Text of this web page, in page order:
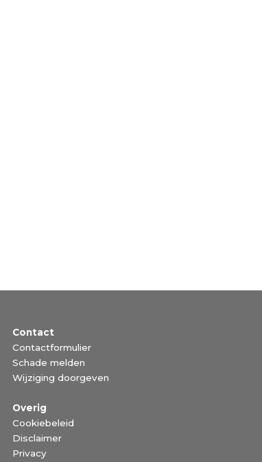
Contact
Contactformulier
Schade melden
Wijziging doorgeven
Overig
Cookiebeleid
Disclaimer
Privacy